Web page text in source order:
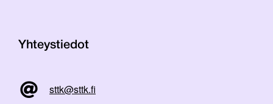
Yhteystiedot
sttk@sttk.fi